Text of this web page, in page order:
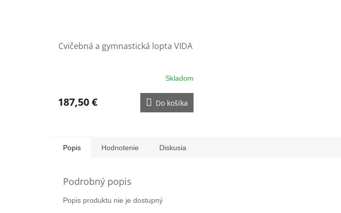
Cvičebná a gymnastická lopta VIDA
Skladom
187,50 € Do košíka
Popis Hodnotenie Diskusia
Podrobný popis
Popis produktu nie je dostupný